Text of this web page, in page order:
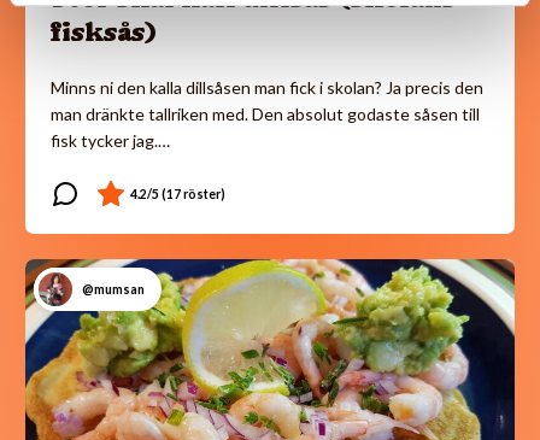
fisksås)
Minns ni den kalla dillsåsen man fick i skolan? Ja precis den
man dränkte tallriken med. Den absolut godaste såsen till
fisk tycker jag.…
@mumsan